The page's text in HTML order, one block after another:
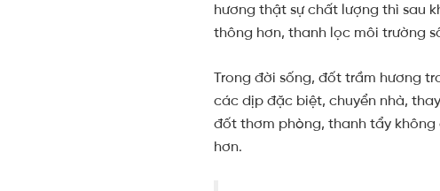
hương thật sự chất lượng thì sau
thông hơn, thanh lọc môi trường
Trong đời sống, đốt trầm hương
các dịp đặc biệt, chuyển nhà,
đốt thơm phòng, thanh tẩy không
hơn.